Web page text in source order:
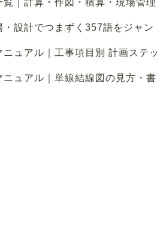
設計でつまずく357語をジャン
ュアル｜工事項目別 計画ステッ
ュアル｜単線結線図の見方・書